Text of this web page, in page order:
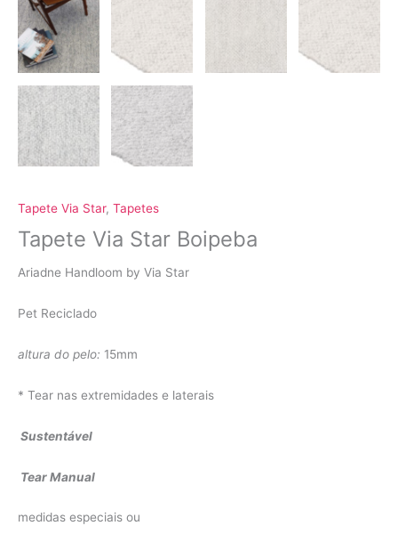
Tapete Via Star, Tapetes
Tapete Via Star Boipeba
Ariadne Handloom by Via Star
Pet Reciclado
altura do pelo: 15mm
* Tear nas extremidades e laterais
Sustentável
Tear Manual
medidas especiais ou